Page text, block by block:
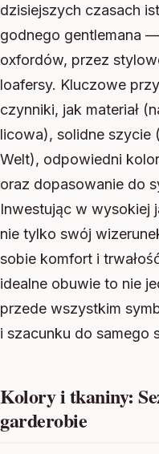
dzisiejszych czasach
godnego gentlemana
oxfordów, przez
loafersy. Kluczowe
czynniki, jak materiał
licowa), solidne szycie
Welt), odpowiedni
oraz dopasowanie do
Inwestując w wysokiej
nie tylko swój
sobie komfort i
idealne obuwie to nie
przede wszystkim
i szacunku do samego
Kolory i tkaniny:
garderobie